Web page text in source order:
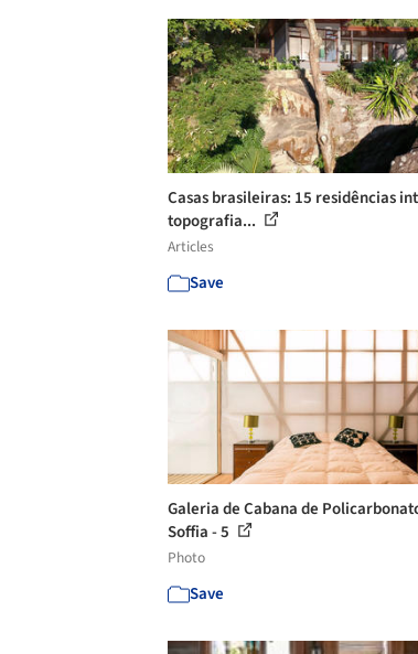
Casas brasileiras: 15 residências
topografia...
Articles
Save
Galeria de Cabana de
Soffia - 5
Photo
Save